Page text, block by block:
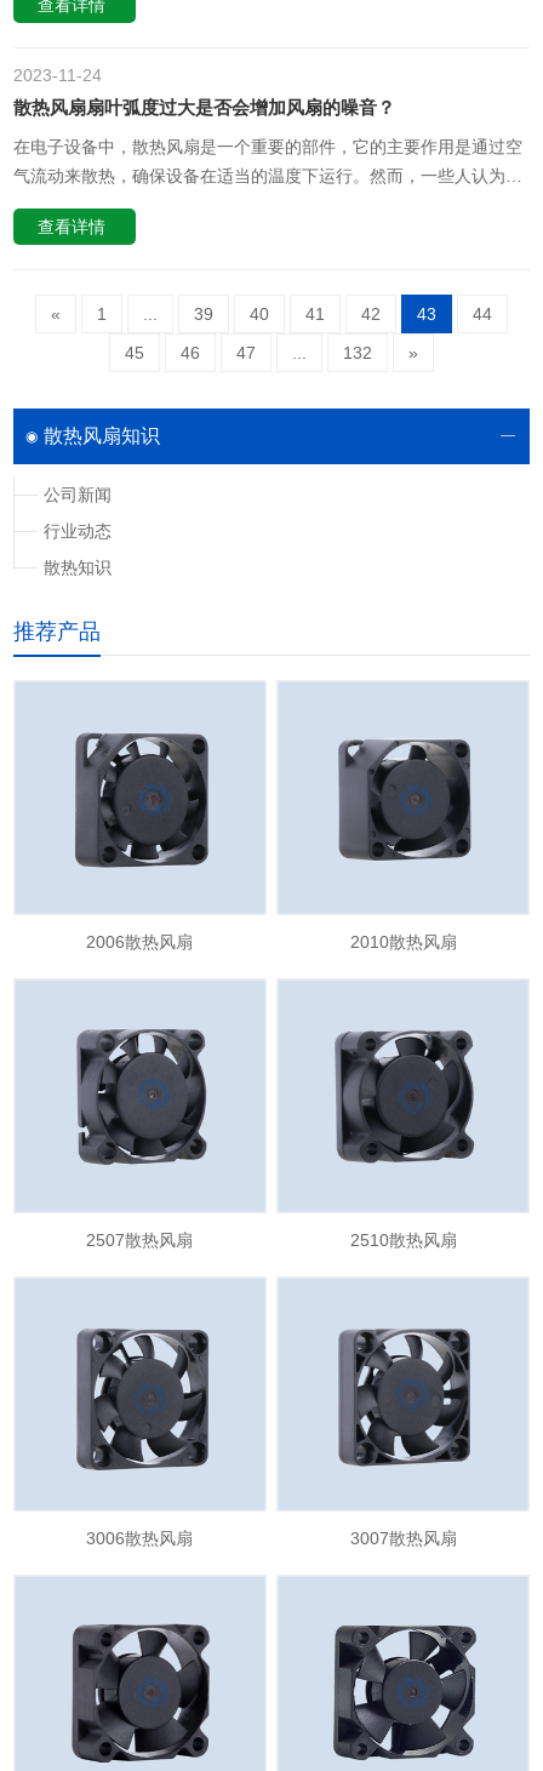
佳的选择。一、有刷电机有刷电机是指电机的内部结构中装有碳刷和
单，设计和生产成本较低……
查看详情
24
2023-11
散热风扇扇叶弧度过大是否会增加风扇的噪音？
在电子设备中，散热风扇是一个重要的部件，它的主要作用是通过空
气流动来散热，确保设备在适当的温度下运行。然而，一些人认为散
热风扇扇叶的弧度过大可能会增加风扇的噪音。本文将探讨这个问
题，并解释扇叶弧度与噪音之间的关系。一、扇叶弧度的作用扇叶的
查看详情
« 1 ... 39 40 41 42 43
44
45
46 47 ... 132 »
散热风扇知识
公司新闻
行业动态
散热知识
推荐产品
2006散热风扇 2010散热风扇
2507散热风扇 2510散热风扇
3006散热风扇 3007散热风扇